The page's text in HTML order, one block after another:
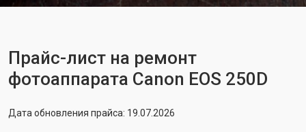
Прайс-лист на ремонт
фотоаппарата Canon EOS 250D
Дата обновления прайса: 19.07.2026